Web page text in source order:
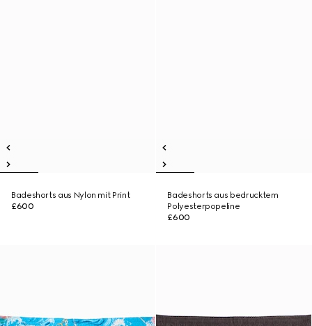
Badeshorts aus Nylon mit Print
£600
Badeshorts aus bedrucktem
Polyesterpopeline
£600